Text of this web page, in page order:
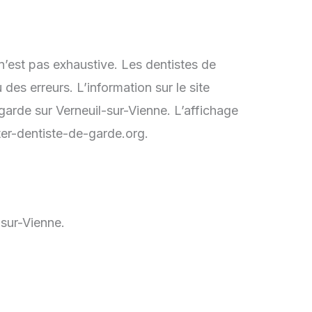
pas exhaustive. Les dentistes de
erreurs. L’information sur le site
sur Verneuil-sur-Vienne. L’affichage
dentiste-de-garde.org.
Vienne.